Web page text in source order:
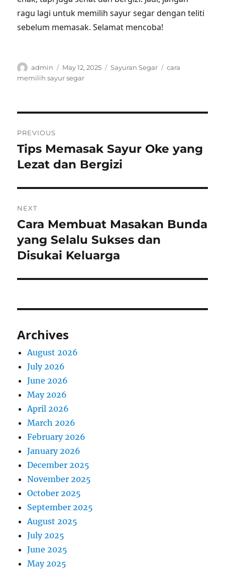
ragu lagi untuk memilih sayur segar dengan teliti
sebelum memasak. Selamat mencoba!
Author
admin
Posted
on
May 12, 2025 Categories
Sayuran Segar Tags
cara
memilih sayur segar
navigation
PREVIOUS
Previous
post:
Tips Memasak Sayur Oke yang
Lezat dan Bergizi
NEXT
Next
post:
Cara Membuat Masakan Bunda
yang Selalu Sukses dan
Disukai Keluarga
Archives
August 2026
July 2026
June 2026
May 2026
April 2026
March 2026
February 2026
January 2026
December 2025
November 2025
October 2025
September 2025
August 2025
July 2025
June 2025
May 2025